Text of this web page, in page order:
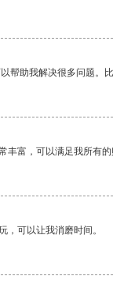
帮助我解决很多问题。
丰富，可以满足我所有的
，可以让我消磨时间。